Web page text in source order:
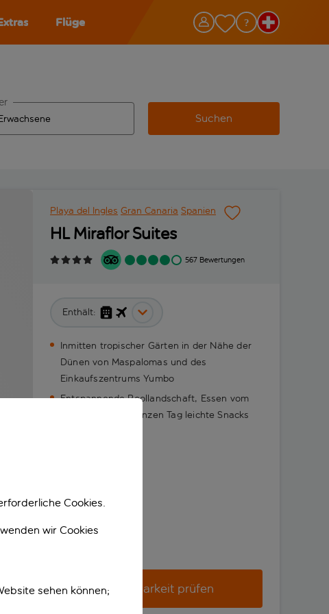
Flüge
Suchen
Playa del Ingles Gran Canaria Spanien
HL Miraflor Suites
567 Bewertungen
Enthält:
Inmitten tropischer Gärten in der Nähe der
Dünen von Maspalomas und des
Einkaufszentrums Yumbo
Entspannende Poollandschaft, Essen vom
Buffet und den ganzen Tag leichte Snacks
Verfügbarkeit prüfen
Cookies.
wir Cookies
sehen können;